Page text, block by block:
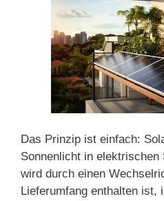
Das Prinzip ist einfach:
Sonnenlicht in
wird durch einen
Lieferumfang enthalten ist,